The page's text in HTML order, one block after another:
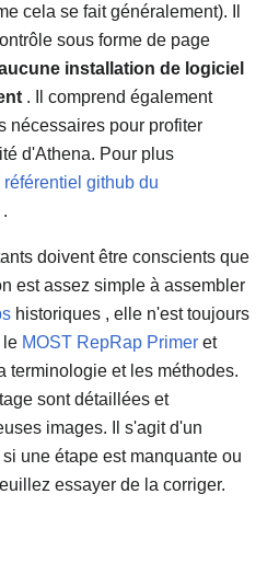
cela se fait généralement). Il
sous forme de page
installation de logiciel
. Il comprend également
nécessaires pour profiter
d'Athena. Pour plus
référentiel github du
.
doivent être conscients que
est assez simple à assembler
historiques , elle n'est toujours
le MOST RepRap Primer et
terminologie et les méthodes.
sont détaillées et
images. Il s'agit d'un
une étape est manquante ou
essayer de la corriger.